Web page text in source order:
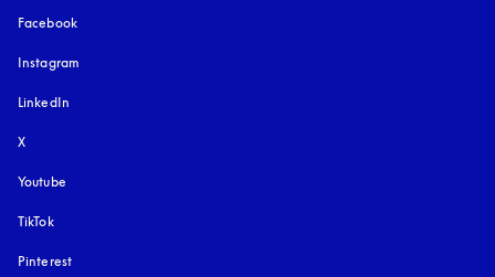
Facebook
Instagram
LinkedIn
X
Youtube
TikTok
Pinterest